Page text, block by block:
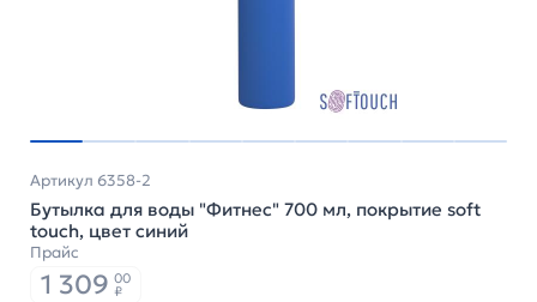
Артикул 6358-2
Бутылка для воды "Фитнес" 700 мл, покрытие soft
touch, цвет синий
Прайс
1 309 00
₽